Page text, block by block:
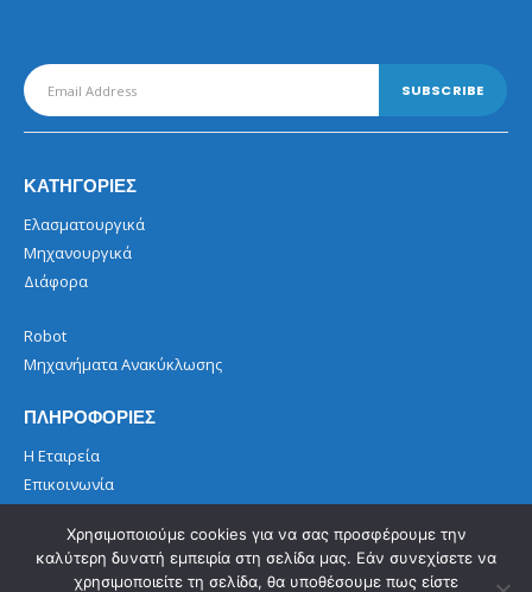
ΚΑΤΗΓΟΡΙΕΣ
Ελασματουργικά
Μηχανουργικά
Διάφορα
Robot
Μηχανήματα Ανακύκλωσης
ΠΛΗΡΟΦΟΡΙΕΣ
Η Εταιρεία
Επικοινωνία
Χρησιμοποιούμε cookies για να σας προσφέρουμε την
καλύτερη δυνατή εμπειρία στη σελίδα μας. Εάν συνεχίσετε να
χρησιμοποιείτε τη σελίδα, θα υποθέσουμε πως είστε